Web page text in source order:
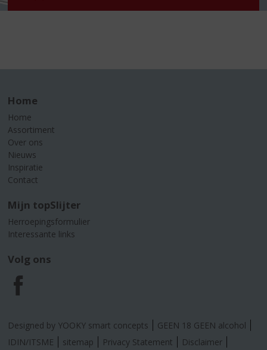
Home
Home
Assortiment
Over ons
Nieuws
Inspiratie
Contact
Mijn topSlijter
Herroepingsformulier
Interessante links
Volg ons
F
a
Designed by YOOKY smart concepts
GEEN 18 GEEN alcohol
IDIN/ITSME
sitemap Privacy Statement Disclaimer